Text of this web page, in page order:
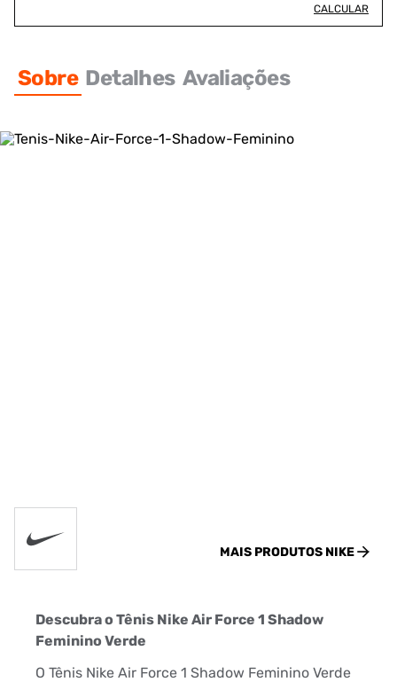
CALCULAR
Sobre Detalhes Avaliações
MAIS PRODUTOS NIKE
Descubra o Tênis Nike Air Force 1 Shadow
Feminino Verde
O Tênis Nike Air Force 1 Shadow Feminino Verde